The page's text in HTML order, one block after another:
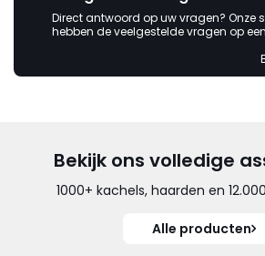
Direct antwoord op uw vragen? Onze
hebben de veelgestelde vragen op
Bekijk ons volledige
1000+ kachels, haarden en
Alle producten